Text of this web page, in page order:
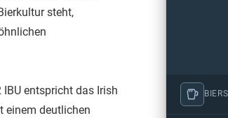
steht,
entspricht das Irish
einem deutlichen